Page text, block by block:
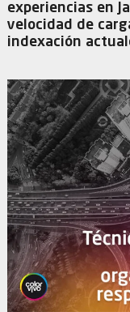
experiencias en
velocidad de
indexación